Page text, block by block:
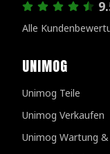
Alle
UNIMOG
Unimog Teile
Unimog Verkaufen
Unimog Wartung